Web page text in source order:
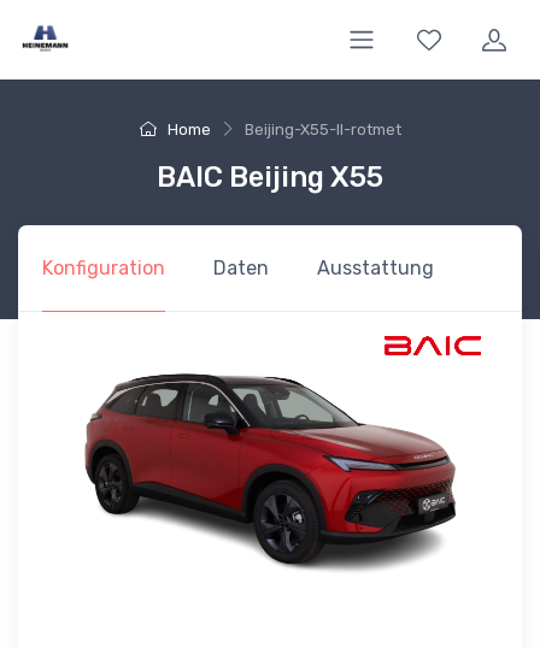
Home Beijing-X55-II-rotmet
BAIC Beijing X55
Konfiguration Daten Ausstattung